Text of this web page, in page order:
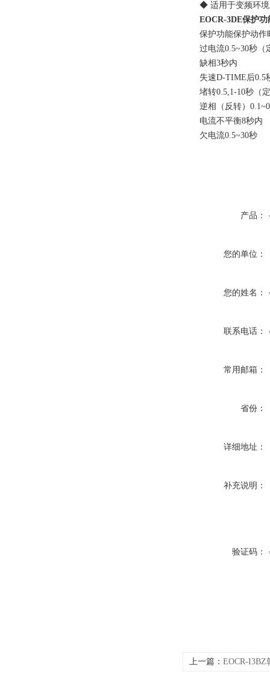
◆ 适用于变频环境
EOCR-3DE保护功
保护功能保护动作
过电流0.5~30秒（定
缺相3秒内
失速D-TIME后0.5
堵转0.5,1-10秒（定
逆相（反转）
电流不平衡8秒内
欠电流0.5~30秒
产品：
您的单位：
您的姓名：
联系电话：
常用邮箱：
省份：
详细地址：
补充说明：
验证码：
上一篇： EOCR-I3BZ